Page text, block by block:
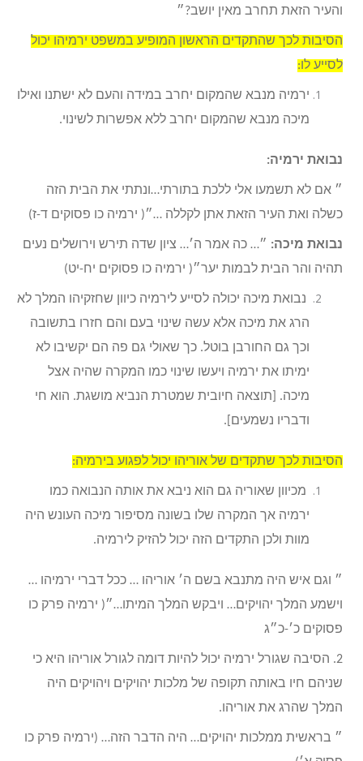
והעיר הזאת תחרב מאין יושב?״
הסיבות לכך שהתקדים הראשון המופיע במשפט ירמיהו יכול
לסייע לו:
ירמיה מנבא שהמקום יחרב במידה והעם לא ישתנו ואילו
מיכה מנבא שהמקום יחרב ללא אפשרות לשינוי.
נבואת ירמיה:
״ אם לא תשמעו אלי ללכת בתורתי…ונתתי את הבית הזה
כשלה ואת העיר הזאת אתן לקללה …״( ירמיה כו פסוקים ד-ז)
נבואת מיכה: ״… כה אמר ה׳… ציון שדה תירש וירושלים נעים
תהיה והר הבית לבמות יער״( ירמיה כו פסוקים יח-יט)
נבואת מיכה יכולה לסייע לירמיה כיוון שחזקיהו המלך לא
הרג את מיכה אלא עשה שינוי בעם והם חזרו בתשובה
וכך גם החורבן בוטל. כך שאולי גם פה הם יקשיבו לא
ימיתו את ירמיה ויעשו שינוי כמו המקרה שהיה אצל
מיכה. [תוצאה חיובית שמטרת הנביא מושגת. הוא חי
ודבריו נשמעים].
הסיבות לכך שתקדים של אוריהו יכול לפגוע בירמיה:
מכיוון שאוריה גם הוא ניבא את אותה הנבואה כמו
ירמיה אך המקרה שלו בשונה מסיפור מיכה העונש היה
מוות ולכן התקדים הזה יכול להזיק לירמיה.
״ וגם איש היה מתנבא בשם ה׳ אוריהו … ככל דברי ירמיהו …
וישמע המלך יהויקים… ויבקש המלך המיתו…״( ירמיה פרק כו
פסוקים כ׳-כ״ג
2. הסיבה שגורל ירמיה יכול להיות דומה לגורל אוריהו היא כי
שניהם חיו באותה תקופה של מלכות יהויקים ויהויקים היה
המלך שהרג את אוריהו.
״ בראשית ממלכות יהויקים… היה הדבר הזה… (ירמיה פרק כו